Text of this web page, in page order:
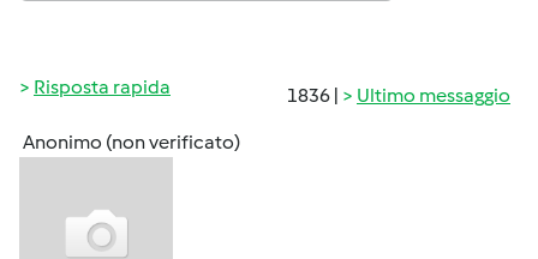
1836 | Ultimo messaggio
Risposta rapida
Anonimo (non verificato)